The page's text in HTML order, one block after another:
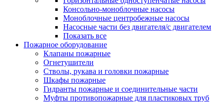
Консольно-моноблочные насосы
Моноблочные центробежные насосы
Насосные части без двигателя/с двигателем
Показать все
Пожарное оборудование
Клапаны пожарные
Огнетушители
Стволы, рукава и головки пожарные
Шкафы пожарные
Гидранты пожарные и соединительные части
Муфты противопожарные для пластиковых труб